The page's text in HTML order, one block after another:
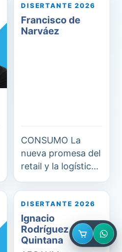
para construir
equipos que hacen
historia
FD
DISERTANTE 2026
Francisco de
Narváez
CONSUMO La
nueva promesa del
retail y la logística
cumplirla
IR
DISERTANTE 2026
Ignacio
Rodríguez
Quintana